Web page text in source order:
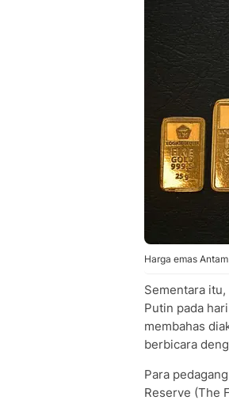
Harga emas
Sementara
Putin pada
membahas
berbicara
Para
Reserve (The